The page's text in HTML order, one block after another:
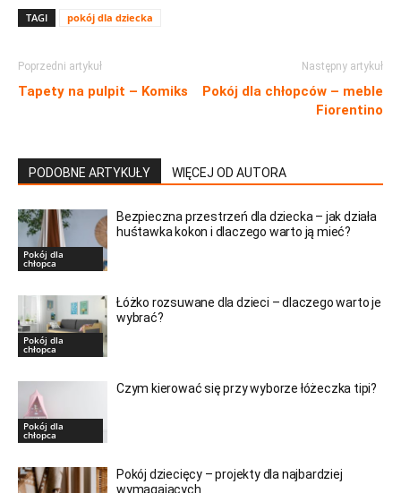
TAGI pokój dla dziecka
Poprzedni artykuł
Tapety na pulpit – Komiks
Następny artykuł
Pokój dla chłopców – meble
Fiorentino
PODOBNE ARTYKUŁY WIĘCEJ OD AUTORA
Pokój dla
chłopca
Bezpieczna przestrzeń dla dziecka – jak działa
huśtawka kokon i dlaczego warto ją mieć?
Pokój dla
chłopca
Łóżko rozsuwane dla dzieci – dlaczego warto je
wybrać?
Pokój dla
chłopca
Czym kierować się przy wyborze łóżeczka tipi?
Pokój dziecięcy – projekty dla najbardziej
wymagających